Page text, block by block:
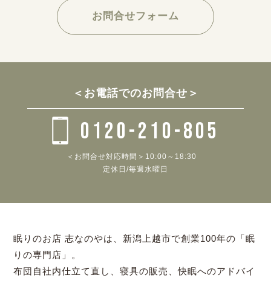
お問合せフォーム
＜お電話でのお問合せ＞
0120-210-805
＜お問合せ対応時間＞10:00～18:30
定休日/毎週水曜日
眠りのお店 志なのやは、新潟上越市で創業100年の「眠
りの専門店」。
布団自社内仕立て直し、寝具の販売、快眠へのアドバイ